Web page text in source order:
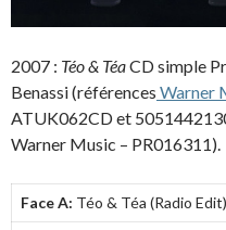
2007 : Téo & TéaCD simple
Benassi (références Warner
ATUK062CD et
Warner Music – PR016311).
Face A: Téo & Téa (Radio Edit)